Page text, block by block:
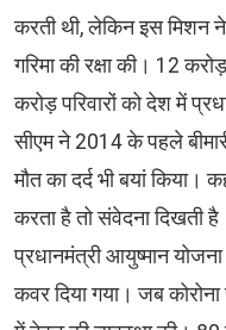
करती थी, लेकिन इस मिशन ने
गरिमा की रक्षा की। 12
करोड़ परिवारों को देश में
सीएम ने 2014 के पहले
मौत का दर्द भी बयां किया।
करता है तो संवेदना दिखती
प्रधानमंत्री आयुष्मान
कवर दिया गया। जब